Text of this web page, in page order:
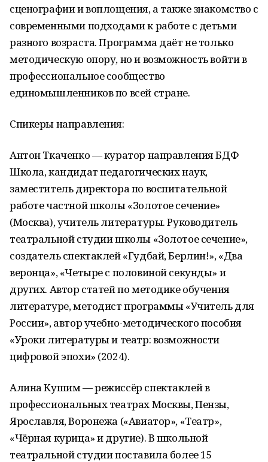
сценографии и воплощения, а также знакомство с
современными подходами к работе с детьми
разного возраста. Программа даёт не только
методическую опору, но и возможность войти в
профессиональное сообщество
единомышленников по всей стране.
Спикеры направления:
Антон Ткаченко — куратор направления БДФ
Школа, кандидат педагогических наук,
заместитель директора по воспитательной
работе частной школы «Золотое сечение»
(Москва), учитель литературы. Руководитель
театральной студии школы «Золотое сечение»,
создатель спектаклей «Гудбай, Берлин!», «Два
веронца», «Четыре с половиной секунды» и
других. Автор статей по методике обучения
литературе, методист программы «Учитель для
России», автор учебно-методического пособия
«Уроки литературы и театр: возможности
цифровой эпохи» (2024).
Алина Кушим — режиссёр спектаклей в
профессиональных театрах Москвы, Пензы,
Ярославля, Воронежа («Авиатор», «Театр»,
«Чёрная курица» и другие). В школьной
театральной студии поставила более 15